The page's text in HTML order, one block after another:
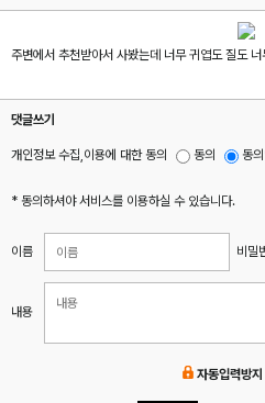
주변에서 추천받아서 사봤는데 너무 귀엽도 질도
댓글쓰기
개인정보 수집,이용에 대한 동의 동의 동
* 동의하셔야 서비스를 이용하실 수 있습니다.
이름 비밀
내용
자동입력방